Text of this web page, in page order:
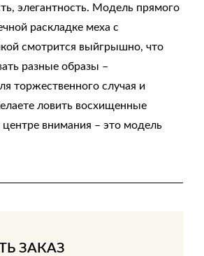
элегантность. Модель прямого
раскладке меха с
смотрится выйгрышно, что
разные образы –
торжественного случая и
ловить восхищенные
центре внимания – это модель
ЗАКАЗ